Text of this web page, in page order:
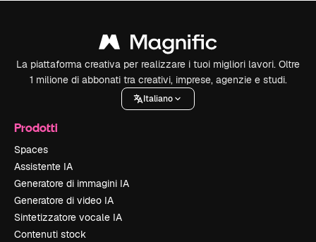
La piattaforma creativa per realizzare i tuoi migliori lavori. Oltre
1 milione di abbonati tra creativi, imprese, agenzie e studi.
Italiano
Prodotti
Spaces
Assistente IA
Generatore di immagini IA
Generatore di video IA
Sintetizzatore vocale IA
Contenuti stock